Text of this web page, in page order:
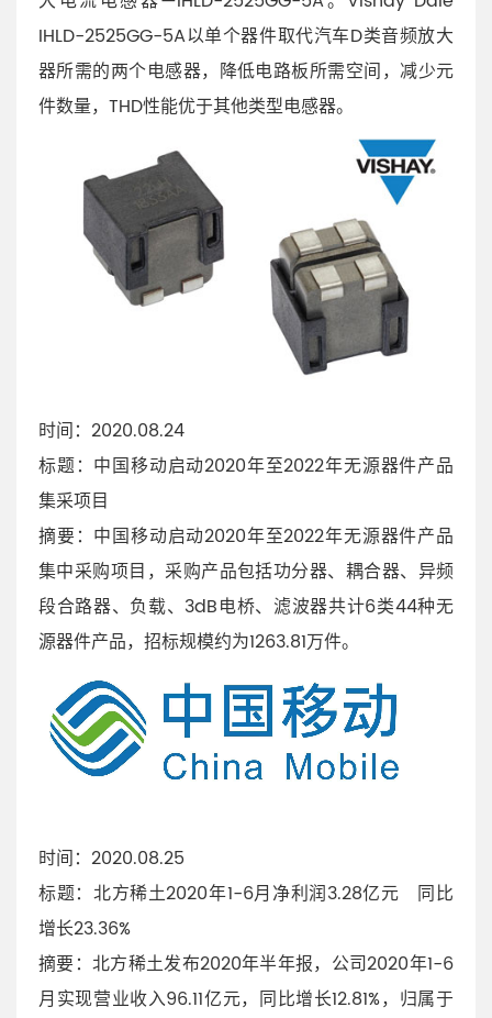
IHLD-2525GG-5A以单个器件取代汽车D类音频放大
器所需的两个电感器，降低电路板所需空间，减少元
件数量，THD性能优于其他类型电感器。
时间：2020.08.24
标题：中国移动启动2020年至2022年无源器件产品
集采项目
摘要：中国移动启动2020年至2022年无源器件产品
集中采购项目，采购产品包括功分器、耦合器、异频
段合路器、负载、3dB电桥、滤波器共计6类44种无
源器件产品，招标规模约为1263.81万件。
时间：2020.08.25
标题：北方稀土2020年1-6月净利润3.28亿元 同比
增长23.36%
摘要：北方稀土发布2020年半年报，公司2020年1-6
月实现营业收入96.11亿元，同比增长12.81%，归属于